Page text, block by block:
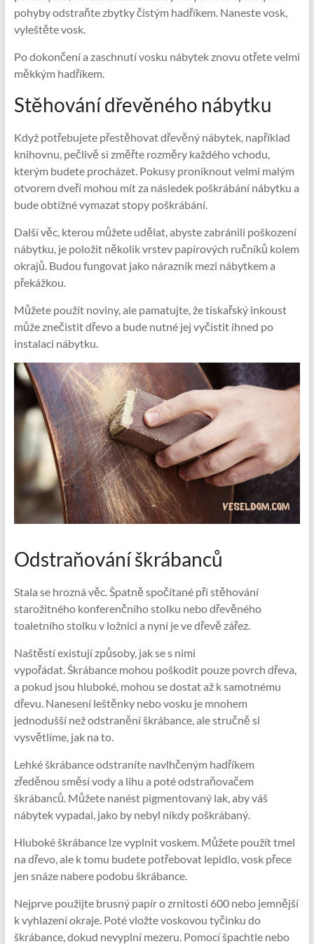
pohyby odstraňte zbytky čistým hadříkem. Naneste vosk,
vyleštěte vosk.
Po dokončení a zaschnutí vosku nábytek znovu otřete velmi
měkkým hadříkem.
Stěhování dřevěného nábytku
Když potřebujete přestěhovat dřevěný nábytek, například
knihovnu, pečlivě si změřte rozměry každého vchodu,
kterým budete procházet. Pokusy proniknout velmi malým
otvorem dveří mohou mít za následek poškrábání nábytku a
bude obtížné vymazat stopy poškrábání.
Další věc, kterou můžete udělat, abyste zabránili poškození
nábytku, je položit několik vrstev papírových ručníků kolem
okrajů. Budou fungovat jako nárazník mezi nábytkem a
překážkou.
Můžete použít noviny, ale pamatujte, že tiskařský inkoust
může znečistit dřevo a bude nutné jej vyčistit ihned po
instalaci nábytku.
Odstraňování škrábanců
Stala se hrozná věc. Špatně spočítané při stěhování
starožitného konferenčního stolku nebo dřevěného
toaletního stolku v ložnici a nyní je ve dřevě zářez.
Naštěstí existují způsoby, jak se s nimi
vypořádat. Škrábance mohou poškodit pouze povrch dřeva,
a pokud jsou hluboké, mohou se dostat až k samotnému
dřevu. Nanesení leštěnky nebo vosku je mnohem
jednodušší než odstranění škrábance, ale stručně si
vysvětlíme, jak na to.
Lehké škrábance odstraníte navlhčeným hadříkem
zředěnou směsí vody a lihu a poté odstraňovačem
škrábanců. Můžete nanést pigmentovaný lak, aby váš
nábytek vypadal, jako by nebyl nikdy poškrábaný.
Hluboké škrábance lze vyplnit voskem. Můžete použít tmel
na dřevo, ale k tomu budete potřebovat lepidlo, vosk přece
jen snáze nabere podobu škrábance.
Nejprve použijte brusný papír o zrnitosti 600 nebo jemnější
k vyhlazení okraje. Poté vložte voskovou tyčinku do
škrábance, dokud nevyplní mezeru. Pomocí špachtle nebo